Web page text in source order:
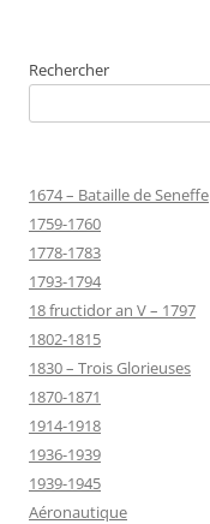
Rechercher
1674 – Bataille de Seneffe
1759-1760
1778-1783
1793-1794
18 fructidor an V – 1797
1802-1815
1830 – Trois Glorieuses
1870-1871
1914-1918
1936-1939
1939-1945
Aéronautique